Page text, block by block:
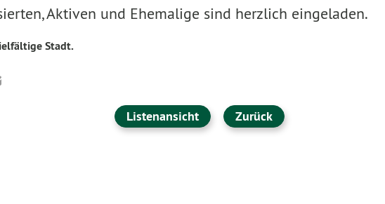
Aktiven und Ehemalige sind herzlich eingeladen.
Stadt.
Listenansicht Zurück